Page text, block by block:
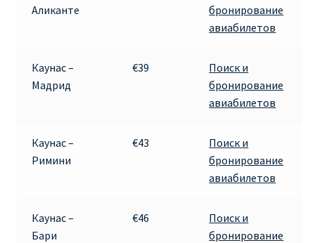
Аликанте
бронирование
авиабилетов
Каунас –
Мадрид
€39
Поиск и
бронирование
авиабилетов
Каунас –
Римини
€43
Поиск и
бронирование
авиабилетов
Каунас –
Бари
€46
Поиск и
бронирование